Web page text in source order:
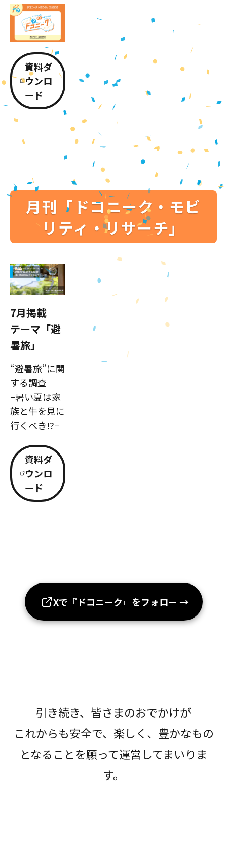
資料ダ
ウンロ
ード
月刊「ドコニーク・モビ
リティ・リサーチ」
7月掲載
テーマ「避
暑旅」
“避暑旅”に関
する調査
−暑い夏は家
族と牛を見に
行くべき!?−
資料ダ
ウンロ
ード
Xで『ドコニーク』をフォロー →
引き続き、皆さまのおでかけが
これからも安全で、楽しく、豊かなもの
となることを願って運営してまいりま
す。